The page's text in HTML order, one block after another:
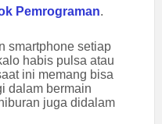
Pemrograman.
smartphone setiap
habis pulsa atau
ini memang bisa
dalam bermain
juga didalam